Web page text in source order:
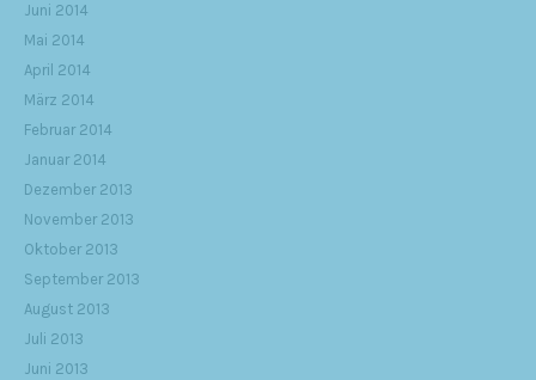
Juni 2014
Mai 2014
April 2014
März 2014
Februar 2014
Januar 2014
Dezember 2013
November 2013
Oktober 2013
September 2013
August 2013
Juli 2013
Juni 2013